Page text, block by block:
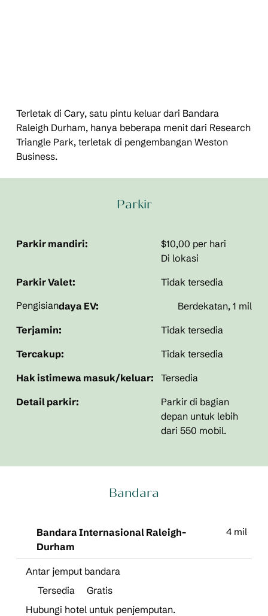
Terletak di Cary, satu pintu keluar dari Bandara
Raleigh Durham, hanya beberapa menit dari Research
Triangle Park, terletak di pengembangan Weston
Business.
Parkir
Parkir mandiri:
$10,00 per hari
Di lokasi
Parkir Valet:
Tidak tersedia
Pengisiandaya EV:
Berdekatan, 1 mil
Terjamin:
Tidak tersedia
Tercakup:
Tidak tersedia
Hak istimewa masuk/keluar:
Tersedia
Detail parkir:
Parkir di bagian
depan untuk lebih
dari 550 mobil.
Bandara
Bandara Internasional Raleigh-
Durham
4 mil
Antar jemput bandara
Tersedia
Gratis
Hubungi hotel untuk penjemputan.